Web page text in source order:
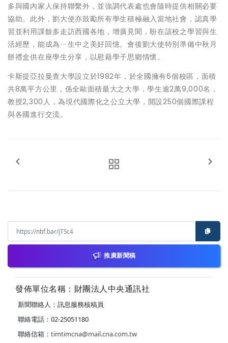
多與國內家人保持聯繫外，並強調代表處也會隨時提供相關必要
協助。此外，劉大使亦鼓勵所有學生積極融入當地社會，認真學
習並利用課餘多走訪西國各地，增廣見聞，盼在該校之學習與生
活經歷，能成為ㄧ生中之美好回憶。會後劉大使特別準備中秋月
餅禮盒供在座學生分享，以慰藉學子思鄉情懷。
卡斯提亞拉曼查大學設立於1982年，於全國擁有6個校區，面積
共8萬平方公里，係全歐面積最大之大學，學生逾2萬9,000名，
教授2,300人，為現代國際化之公立大學，開設250個國際課程
與各國進行交流。
推廣新聞稿
發佈單位名稱：財團法人中央通訊社
新聞聯絡人：訊息服務核稿員
聯絡電話：02-25051180
聯絡信箱： timtimcna@mail.cna.com.tw